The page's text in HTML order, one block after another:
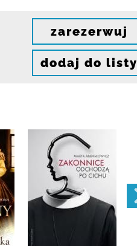
zarezerwuj
dodaj do listy